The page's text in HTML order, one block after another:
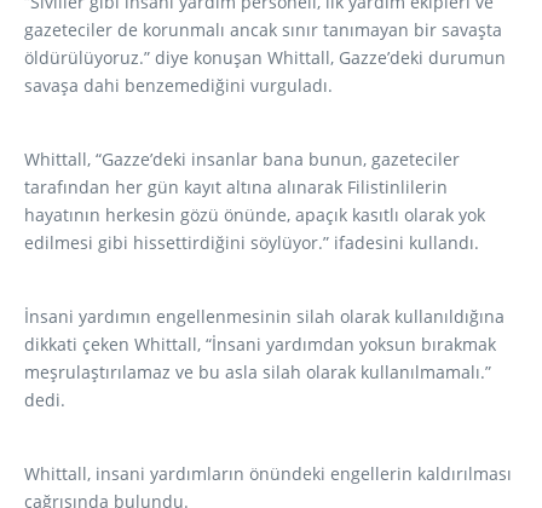
gazeteciler de korunmalı ancak sınır tanımayan bir savaşta
öldürülüyoruz.” diye konuşan Whittall, Gazze’deki durumun
savaşa dahi benzemediğini vurguladı.
Whittall, “Gazze’deki insanlar bana bunun, gazeteciler
tarafından her gün kayıt altına alınarak Filistinlilerin
hayatının herkesin gözü önünde, apaçık kasıtlı olarak yok
edilmesi gibi hissettirdiğini söylüyor.” ifadesini kullandı.
İnsani yardımın engellenmesinin silah olarak kullanıldığına
dikkati çeken Whittall, “İnsani yardımdan yoksun bırakmak
meşrulaştırılamaz ve bu asla silah olarak kullanılmamalı.”
dedi.
Whittall, insani yardımların önündeki engellerin kaldırılması
çağrısında bulundu.